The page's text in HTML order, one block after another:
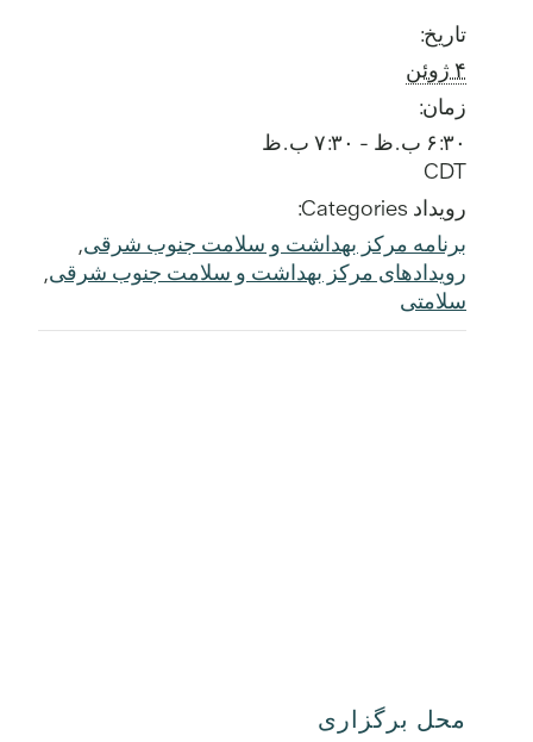
تاریخ:
۴ ژوئن
زمان:
۶:۳۰ ب.ظ - ۷:۳۰ ب.ظ
CDT
رویداد Categories:
برنامه مرکز بهداشت و سلامت جنوب شرقی,
رویدادهای مرکز بهداشت و سلامت جنوب شرقی,
سلامتی
محل برگزاری